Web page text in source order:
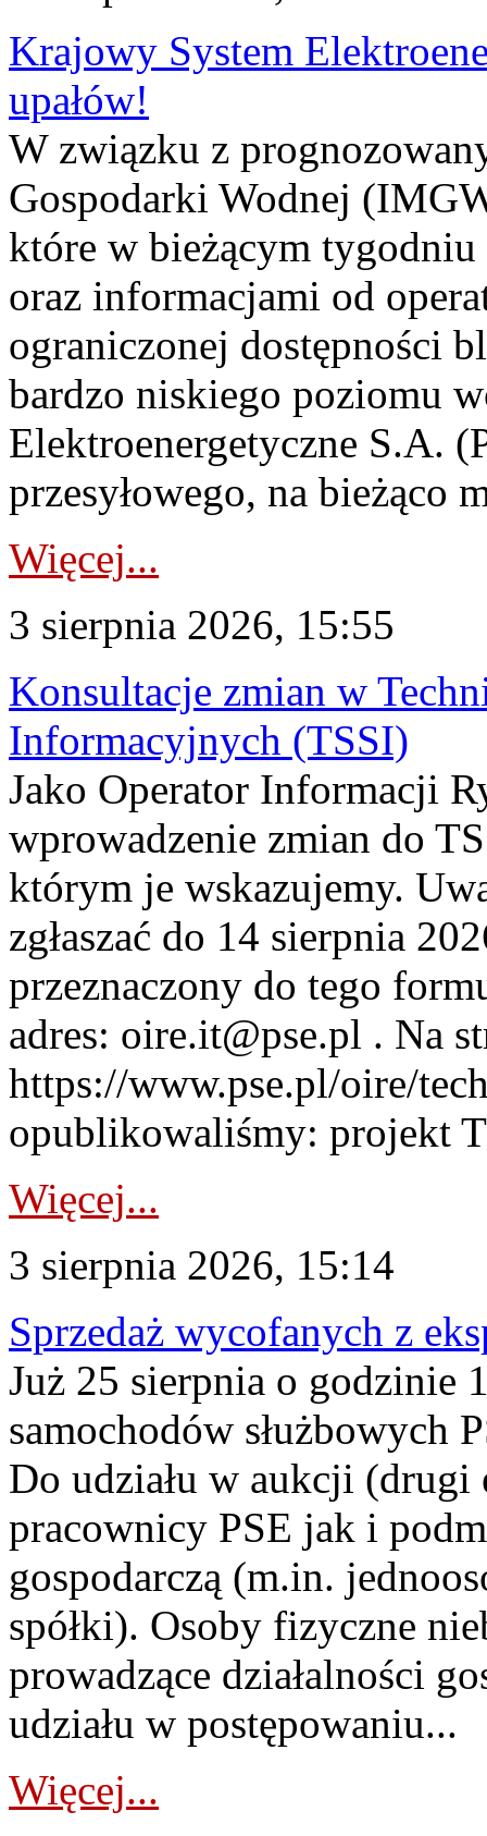
Krajowy System
upałów!
W związku z
Gospodarki Wodnej
które w bieżącym tygodniu
oraz informacjami od
ograniczonej dostępności
bardzo niskiego poziomu
Elektroenergetyczne S.A.
przesyłowego, na bieżąco
Więcej...
3 sierpnia 2026, 15:55
Konsultacje zmian w
Informacyjnych (TSSI)
Jako Operator Informacji
wprowadzenie zmian do
którym je wskazujemy.
zgłaszać do 14 sierpnia
przeznaczony do tego
adres: oire.it@pse.pl . Na
https://www.pse.pl/oire/
opublikowaliśmy: projekt
Więcej...
3 sierpnia 2026, 15:14
Sprzedaż wycofanych z
Już 25 sierpnia o godzinie
samochodów służbowych
Do udziału w aukcji (drugi
pracownicy PSE jak i
gospodarczą (m.in.
spółki). Osoby fizyczne
prowadzące działalności
udziału w postępowaniu...
Więcej...